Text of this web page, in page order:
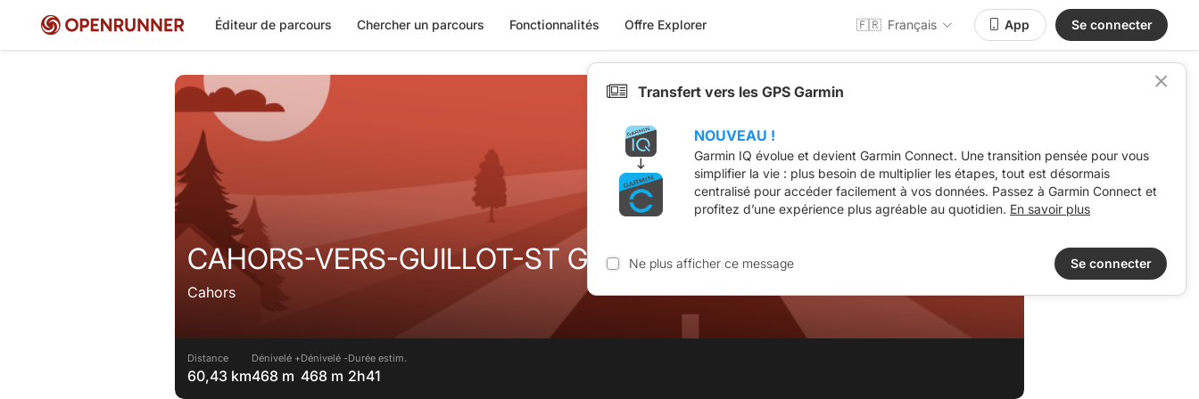
Éditeur de parcours Chercher un parcours Fonctionnalités Offre Explorer 🇫🇷 Français App Se connecter
CAHORS-VERS-GUILLOT-ST GERY_CAHORS
Cahors
Distance
60,43 km
Dénivelé +
468 m
Dénivelé -
468 m
Durée estim.
2h41
Transfert vers les GPS Garmin
NOUVEAU !
Garmin IQ évolue et devient Garmin Connect. Une transition pensée pour vous
simplifier la vie : plus besoin de multiplier les étapes, tout est désormais
centralisé pour accéder facilement à vos données. Passez à Garmin Connect et
profitez d’une expérience plus agréable au quotidien. En savoir plus
Ne plus afficher ce message Se connecter